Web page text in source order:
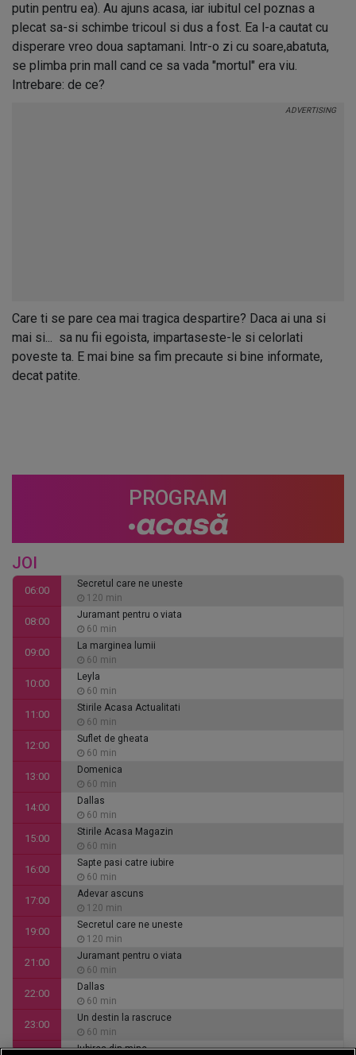
putin pentru ea). Au ajuns acasa, iar iubitul cel poznas a
plecat sa-si schimbe tricoul si dus a fost. Ea l-a cautat cu
disperare vreo doua saptamani. Intr-o zi cu soare,abatuta,
se plimba prin mall cand ce sa vada "mortul" era viu.
Intrebare: de ce?
Care ti se pare cea mai tragica despartire? Daca ai una si
mai si... sa nu fii egoista, impartaseste-le si celorlati
poveste ta. E mai bine sa fim precaute si bine informate,
decat patite.
PROGRAM
JOI
06:00
Secretul care ne uneste
120 min
08:00
Juramant pentru o viata
60 min
09:00
La marginea lumii
60 min
10:00
Leyla
60 min
11:00
Stirile Acasa Actualitati
60 min
12:00
Suflet de gheata
60 min
13:00
Domenica
60 min
14:00
Dallas
60 min
15:00
Stirile Acasa Magazin
60 min
16:00
Sapte pasi catre iubire
60 min
17:00
Adevar ascuns
120 min
19:00
Secretul care ne uneste
120 min
21:00
Juramant pentru o viata
60 min
22:00
Dallas
60 min
23:00
Un destin la rascruce
60 min
Iubirea din mine